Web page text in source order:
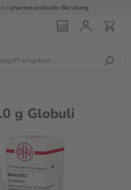
pharmazeutische Beratung
g Globuli